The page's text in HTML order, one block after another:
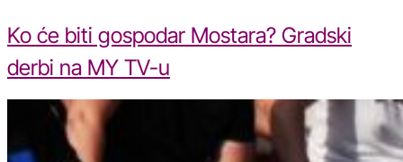
Ko će biti gospodar Mostara? Gradski
derbi na MY TV-u